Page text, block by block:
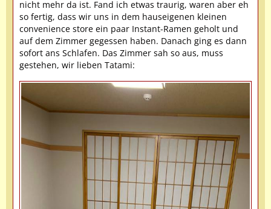
nicht mehr da ist. Fand ich etwas traurig, waren aber eh
so fertig, dass wir uns in dem hauseigenen kleinen
convenience store ein paar Instant-Ramen geholt und
auf dem Zimmer gegessen haben. Danach ging es dann
sofort ans Schlafen. Das Zimmer sah so aus, muss
gestehen, wir lieben Tatami: